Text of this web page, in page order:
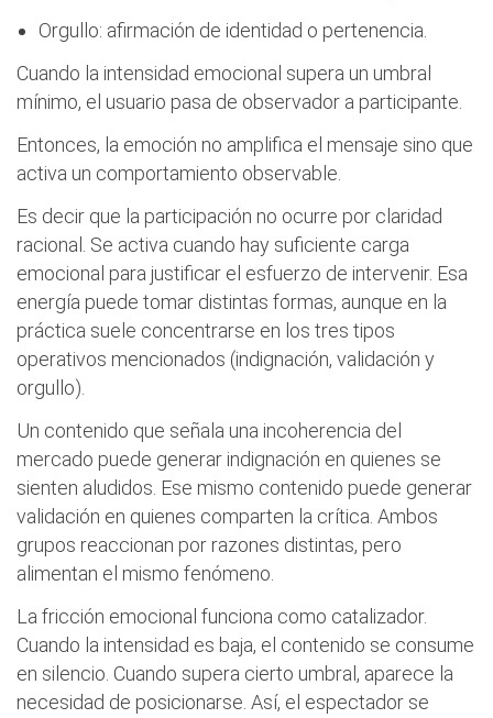
Orgullo: afirmación de identidad o pertenencia.
Cuando la intensidad emocional supera un umbral
mínimo, el usuario pasa de observador a participante.
Entonces, la emoción no amplifica el mensaje sino que
activa un comportamiento observable.
Es decir que la participación no ocurre por claridad
racional. Se activa cuando hay suficiente carga
emocional para justificar el esfuerzo de intervenir. Esa
energía puede tomar distintas formas, aunque en la
práctica suele concentrarse en los tres tipos
operativos mencionados (indignación, validación y
orgullo).
Un contenido que señala una incoherencia del
mercado puede generar indignación en quienes se
sienten aludidos. Ese mismo contenido puede generar
validación en quienes comparten la crítica. Ambos
grupos reaccionan por razones distintas, pero
alimentan el mismo fenómeno.
La fricción emocional funciona como catalizador.
Cuando la intensidad es baja, el contenido se consume
en silencio. Cuando supera cierto umbral, aparece la
necesidad de posicionarse. Así, el espectador se